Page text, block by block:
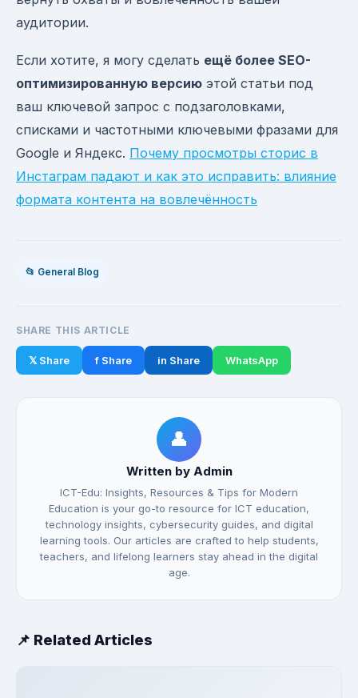
аудитории.
Если хотите, я могу сделать ещё более SEO-
оптимизированную версию этой статьи под
ваш ключевой запрос с подзаголовками,
списками и частотными ключевыми фразами для
Google и Яндекс. Почему просмотры сторис в
Инстаграм падают и как это исправить: влияние
формата контента на вовлечённость
📂 General Blog
SHARE THIS ARTICLE
𝕏 Share f Share in Share WhatsApp
👤
Written by Admin
ICT-Edu: Insights, Resources & Tips for Modern
Education is your go-to resource for ICT education,
technology insights, cybersecurity guides, and digital
learning tools. Our articles are crafted to help students,
teachers, and lifelong learners stay ahead in the digital
age.
📌 Related Articles